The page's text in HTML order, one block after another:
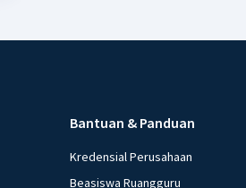
Bantuan & Panduan
Kredensial Perusahaan
Beasiswa Ruangguru